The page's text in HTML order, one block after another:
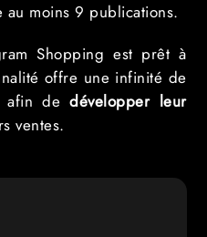
moins 9 publications.
Shopping est prêt à
offre une infinité de
afin de développer leur
ventes.